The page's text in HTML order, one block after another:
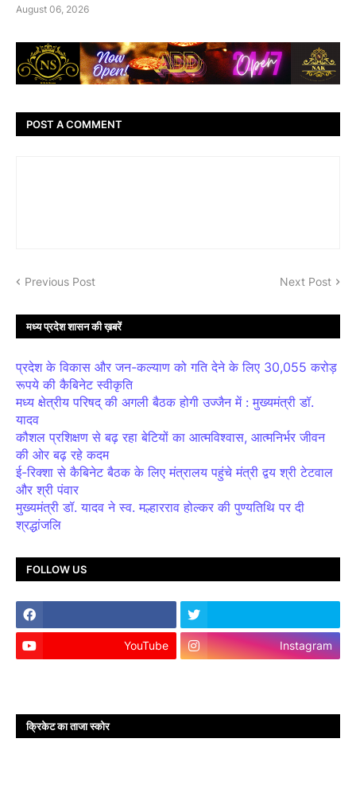
August 06, 2026
POST A COMMENT
Previous Post Next Post
मध्य प्रदेश शासन की ख़बरें
प्रदेश के विकास और जन-कल्याण को गति देने के लिए 30,055 करोड़
रूपये की कैबिनेट स्वीकृति
मध्य क्षेत्रीय परिषद् की अगली बैठक होगी उज्जैन में : मुख्यमंत्री डॉ.
यादव
कौशल प्रशिक्षण से बढ़ रहा बेटियों का आत्मविश्वास, आत्मनिर्भर जीवन
की ओर बढ़ रहे कदम
ई-रिक्शा से कैबिनेट बैठक के लिए मंत्रालय पहुंचे मंत्री द्वय श्री टेटवाल
और श्री पंवार
मुख्यमंत्री डॉ. यादव ने स्व. मल्हारराव होल्कर की पुण्यतिथि पर दी
श्रद्धांजलि
FOLLOW US
YouTube Instagram
क्रिकेट का ताजा स्कोर